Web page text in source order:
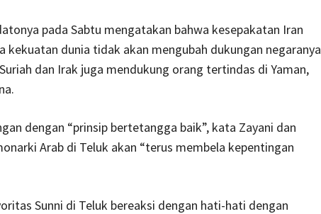
pada Sabtu mengatakan bahwa kesepakatan Iran
kekuatan dunia tidak akan mengubah dukungan negaranya
dan Irak juga mendukung orang tertindas di Yaman,
dengan “prinsip bertetangga baik”, kata Zayani dan
Arab di Teluk akan “terus membela kepentingan
Sunni di Teluk bereaksi dengan hati-hati dengan